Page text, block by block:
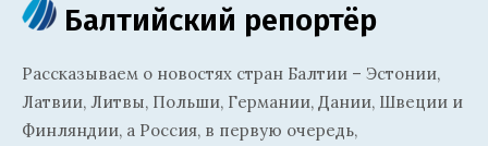
Балтийский репортёр
Рассказываем о новостях стран Балтии – Эстонии,
Латвии, Литвы, Польши, Германии, Дании, Швеции и
Финляндии, а Россия, в первую очередь,